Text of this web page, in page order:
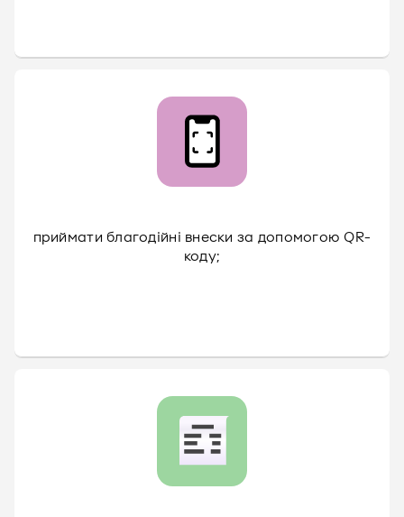
приймати благодійні внески за допомогою QR-
коду;